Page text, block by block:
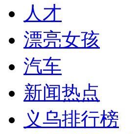
人才
漂亮女孩
汽车
新闻热点
义乌排行榜